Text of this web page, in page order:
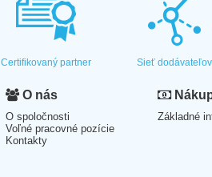
Certifikovaný partner Sieť dodávateľov
O nás
O spoločnosti
Voľné pracovné pozície
Kontakty
Základné